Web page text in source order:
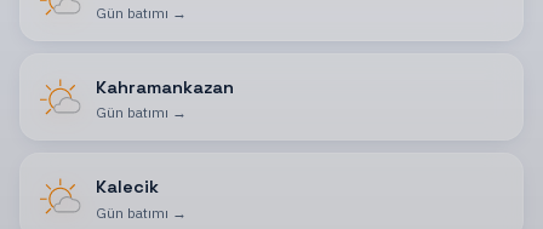
Gün batımı →
Kahramankazan
Gün batımı →
Kalecik
Gün batımı →